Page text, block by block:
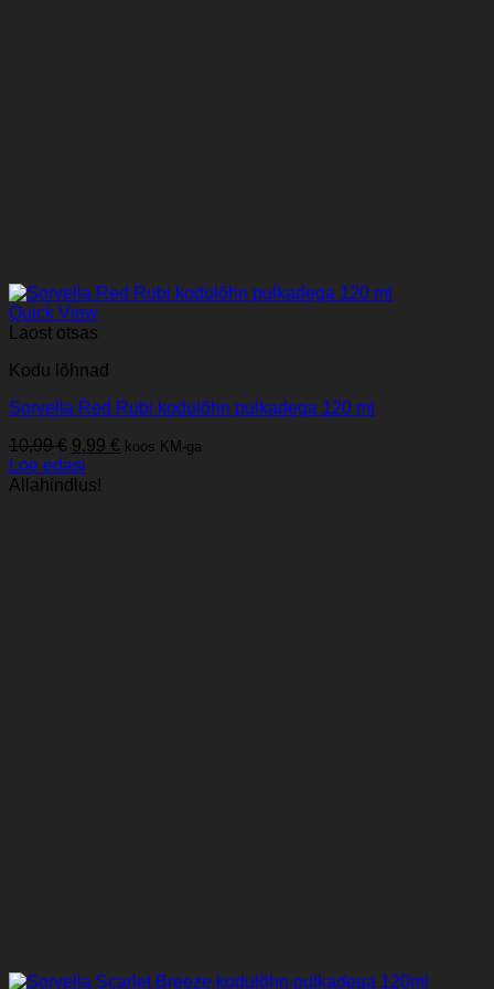
Quick View
Laost otsas
Kodu lõhnad
Sorvella Red Rubi kodulõhn pulkadega 120 ml
10,99€ Algne
hind
oli:
9,99 € Praegune
koos KM-ga
Loe edasi
Allahindlus!